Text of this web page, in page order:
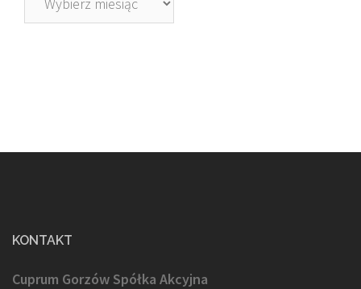
KONTAKT
Cuprum Gorzów Spółka Akcyjna